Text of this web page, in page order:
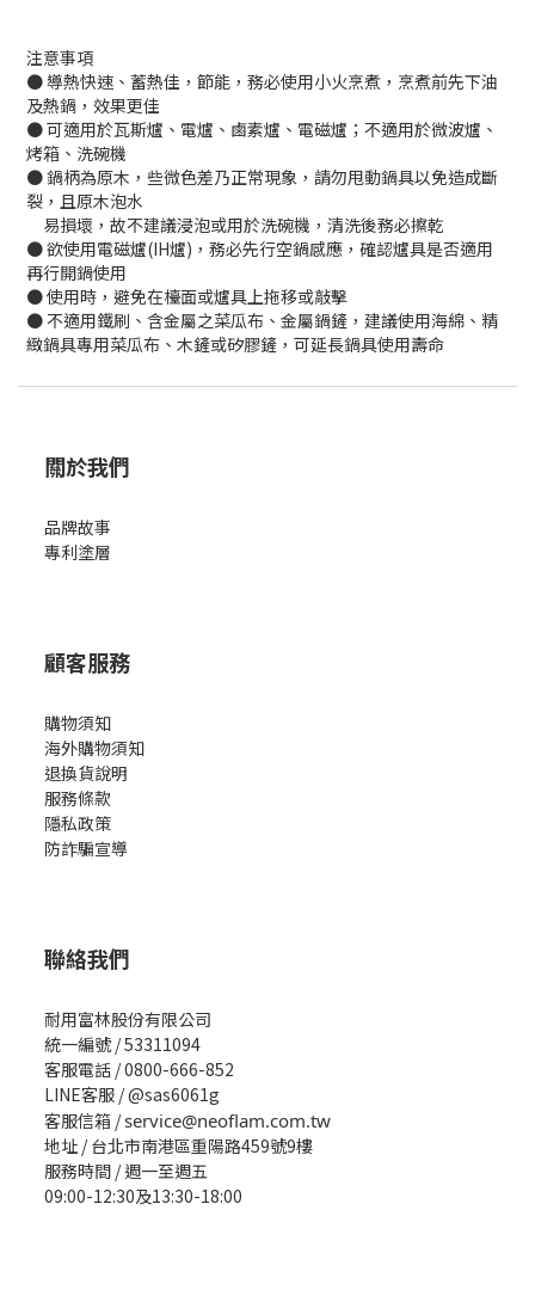
注意事項
● 導熱快速、蓄熱佳，節能，務必使用小火烹煮，烹煮前先下油
及熱鍋，效果更佳
● 可適用於瓦斯爐、電爐、鹵素爐、電磁爐；不適用於微波爐、
烤箱、洗碗機
● 鍋柄為原木，些微色差乃正常現象，請勿甩動鍋具以免造成斷
裂，且原木泡水
易損壞，故不建議浸泡或用於洗碗機，清洗後務必擦乾
● 欲使用電磁爐(IH爐)，務必先行空鍋感應，確認爐具是否適用
再行開鍋使用
● 使用時，避免在檯面或爐具上拖移或敲擊
● 不適用鐵刷、含金屬之菜瓜布、金屬鍋鏟，建議使用海綿、精
緻鍋具專用菜瓜布、木鏟或矽膠鏟，可延長鍋具使用壽命
關於我們
品牌故事
專利塗層
顧客服務
購物須知
海外購物須知
退換貨說明
服務條款
隱私政策
防詐騙宣導
聯絡我們
耐用富林股份有限公司
統一編號 / 53311094
客服電話 / 0800-666-852
LINE客服 / @sas6061g
客服信箱 /service@neoflam.com.tw
地址 / 台北市南港區重陽路459號9樓
服務時間 / 週一至週五
09:00-12:30及13:30-18:00